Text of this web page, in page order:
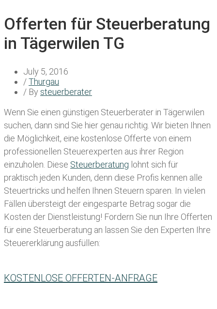
Offerten für Steuerberatung
in Tägerwilen TG
July 5, 2016
/Thurgau
/ By steuerberater
Wenn Sie einen günstigen Steuerberater in Tägerwilen
suchen, dann sind Sie hier genau richtig. Wir bieten Ihnen
die Möglichkeit, eine kostenlose Offerte von einem
professionellen Steuerexperten aus ihrer Region
einzuholen. Diese Steuerberatung lohnt sich für
praktisch jeden Kunden, denn diese Profis kennen alle
Steuertricks und helfen Ihnen Steuern sparen. In vielen
Fällen übersteigt der eingesparte Betrag sogar die
Kosten der Dienstleistung! Fordern Sie nun Ihre Offerten
für eine Steuerberatung an lassen Sie den Experten Ihre
Steuererklärung ausfüllen:
KOSTENLOSE OFFERTEN-ANFRAGE